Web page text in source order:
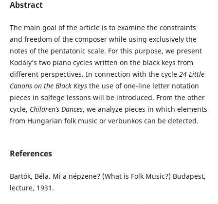
Abstract
The main goal of the article is to examine the constraints
and freedom of the composer while using exclusively the
notes of the pentatonic scale. For this purpose, we present
Kodály’s two piano cycles written on the black keys from
different perspectives. In connection with the cycle 24 Little
Canons on the Black Keys the use of one-line letter notation
pieces in solfege lessons will be introduced. From the other
cycle, Children’s Dances, we analyze pieces in which elements
from Hungarian folk music or verbunkos can be detected.
References
Bartók, Béla. Mi a népzene? (What is Folk Music?) Budapest,
lecture, 1931.